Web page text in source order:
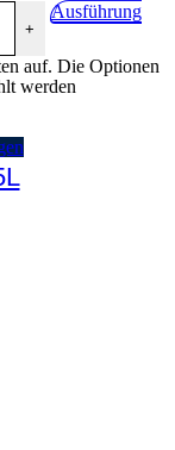
+
Ausführung
auf. Die Optionen
werden